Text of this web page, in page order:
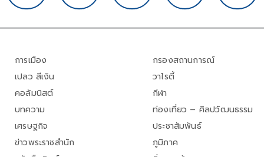
การเมือง
เปลว สีเงิน
คอลัมนิสต์
บทความ
เศรษฐกิจ
ข่าวพระราชสำนัก
กรองสถานการณ์
วาไรตี้
กีฬา
ท่องเที่ยว – ศิลปวัฒนธรรม
ประชาสัมพันธ์
ภูมิภาค